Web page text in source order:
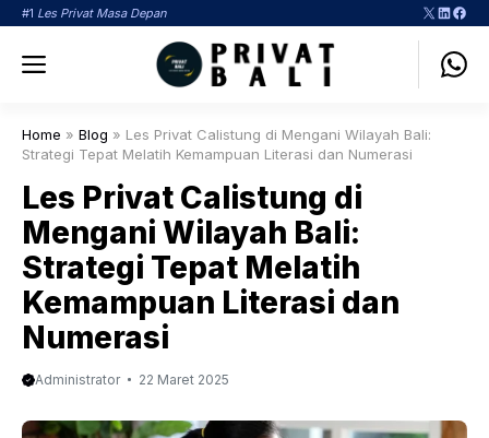
Langsung
#1 Les Privat Masa Depan X
Menu
Home » Blog » Les Privat Calistung di Mengani Wilayah Bali:
Strategi Tepat Melatih Kemampuan Literasi dan Numerasi
Les Privat Calistung di
Mengani Wilayah Bali:
Strategi Tepat Melatih
Kemampuan Literasi dan
Numerasi
Administrator 22 Maret 2025